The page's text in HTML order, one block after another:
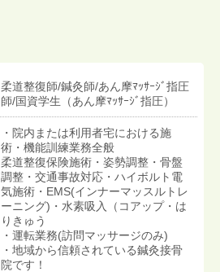
柔道整復師/鍼灸師/あん摩ﾏｯｻｰｼﾞ指圧
師/国資学生（あん摩ﾏｯｻｰｼﾞ指圧）
・院内または利用者宅における施
術・機能訓練業務全般
柔道整復保険施術・姿勢調整・骨盤
調整・交通事故対応・ハイボルト電
気施術・EMS(インナーマッスルトレ
ーニング)・水素吸入（コアップ・は
りきゅう
・運転業務(訪問マッサージのみ)
・地域から信頼されている鍼灸接骨
院です！